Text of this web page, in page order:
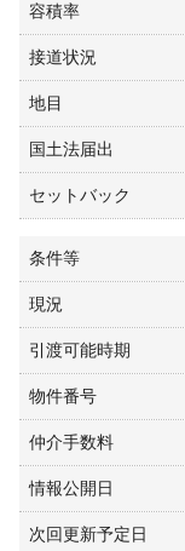
容積率
接道状況
地目
国土法届出
セットバック
条件等
現況
引渡可能時期
物件番号
仲介手数料
情報公開日
次回更新予定日